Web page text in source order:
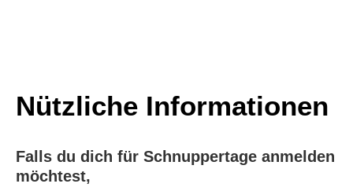
Nützliche Informationen
Falls du dich für Schnuppertage anmelden
möchtest,